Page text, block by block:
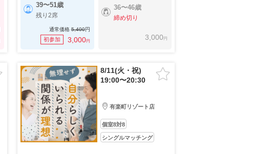
39〜51歳
残り2席
通常価格5,400円
初参加 3,000円
36〜46歳
締め切り
3,000 円
8/11(火・祝)
19:00〜20:30
有楽町リゾート店
個室8対8
シングルマッチング